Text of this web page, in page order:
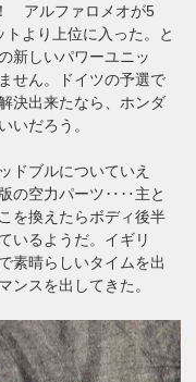
アルファロメオが5
より上位に入った。と
新しいパワーユニッ
せん。ドイツの予選で
決出来たなら、ホンダ
いだろう。
ドブルについていえ
の空力パーツ‥‥主と
を換えたらボディ後半
いるようだ。イギリ
素晴らしいタイムを出
ンスを出してきた。